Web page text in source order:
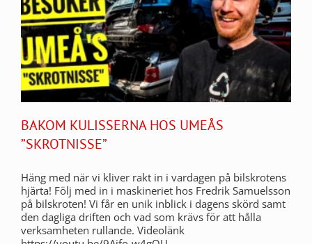
BAKOM KULISSERNA HOS UMEÅS
”SKROTNISSE”
Häng med när vi kliver rakt in i vardagen på bilskrotens
hjärta! Följ med in i maskineriet hos Fredrik Samuelsson
på bilskroten! Vi får en unik inblick i dagens skörd samt
den dagliga driften och vad som krävs för att hålla
verksamheten rullande. Videolänk